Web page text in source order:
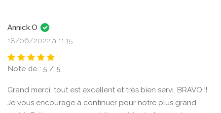
Annick.O
18/06/2022 à 11:15
Note de : 5 / 5
Grand merci, tout est excellent et très bien servi. BRAVO !!
Je vous encourage à continuer pour notre plus grand